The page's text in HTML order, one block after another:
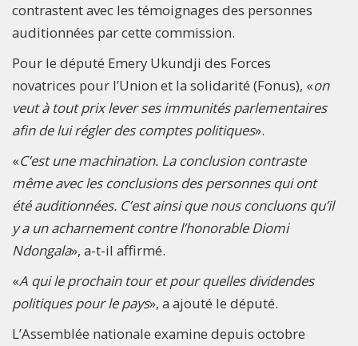
contrastent avec les témoignages des personnes
auditionnées par cette commission.
Pour le député Emery Ukundji des Forces
novatrices pour l’Union et la solidarité (Fonus), «on
veut à tout prix lever ses immunités parlementaires
afin de lui régler des comptes politiques».
«C’est une machination. La conclusion contraste
même avec les conclusions des personnes qui ont
été auditionnées. C’est ainsi que nous concluons qu’il
y a un acharnement contre l’honorable Diomi
Ndongala», a-t-il affirmé.
«A qui le prochain tour et pour quelles dividendes
politiques pour le pays», a ajouté le député.
L’Assemblée nationale examine depuis octobre